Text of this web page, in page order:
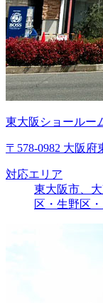
東大阪ショールー
〒578-0982 大阪
対応エリア
東大阪市、
区・生野区